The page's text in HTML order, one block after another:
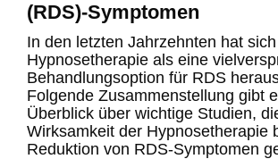
(RDS)-Symptomen
In den letzten Jahrzehnten hat
Hypnosetherapie als eine
Behandlungsoption für RDS
Folgende Zusammenstellung gibt
Überblick über wichtige Studien,
Wirksamkeit der Hypnosetherapie
Reduktion von RDS-Symptomen